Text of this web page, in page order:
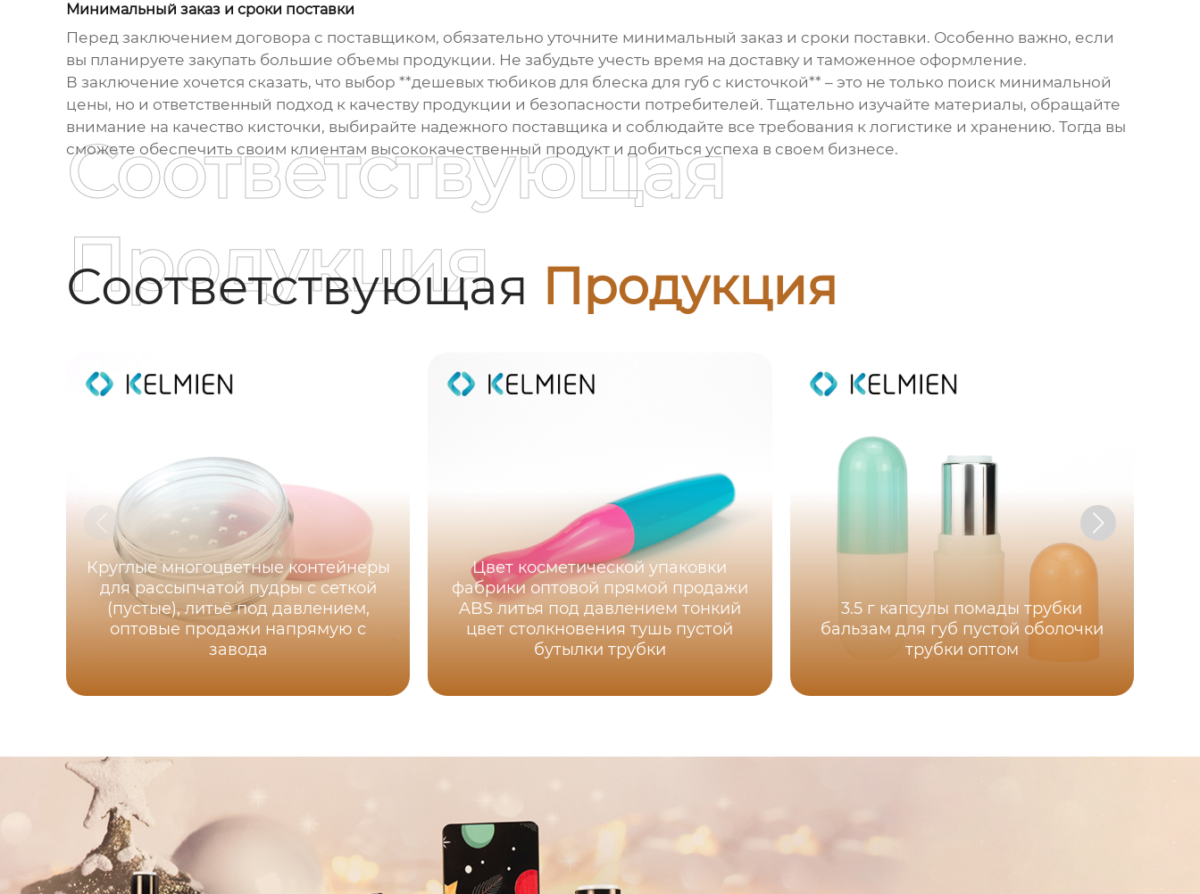
Минимальный заказ и сроки поставки
Перед заключением договора с поставщиком, обязательно уточните минимальный заказ и сроки поставки. Особенно важно, если
вы планируете закупать большие объемы продукции. Не забудьте учесть время на доставку и таможенное оформление.
В заключение хочется сказать, что выбор **дешевых тюбиков для блеска для губ с кисточкой** – это не только поиск минимальной
цены, но и ответственный подход к качеству продукции и безопасности потребителей. Тщательно изучайте материалы, обращайте
внимание на качество кисточки, выбирайте надежного поставщика и соблюдайте все требования к логистике и хранению. Тогда вы
сможете обеспечить своим клиентам высококачественный продукт и добиться успеха в своем бизнесе.
Соответствующая Продукция
Соответствующая
Продукция
Круглые многоцветные контейнеры
для рассыпчатой пудры с сеткой
(пустые), литьё под давлением,
оптовые продажи напрямую с
завода
Цвет косметической упаковки
фабрики оптовой прямой продажи
ABS литья под давлением тонкий
цвет столкновения тушь пустой
бутылки трубки
3.5 г капсулы помады трубки
бальзам для губ пустой оболочки
трубки оптом